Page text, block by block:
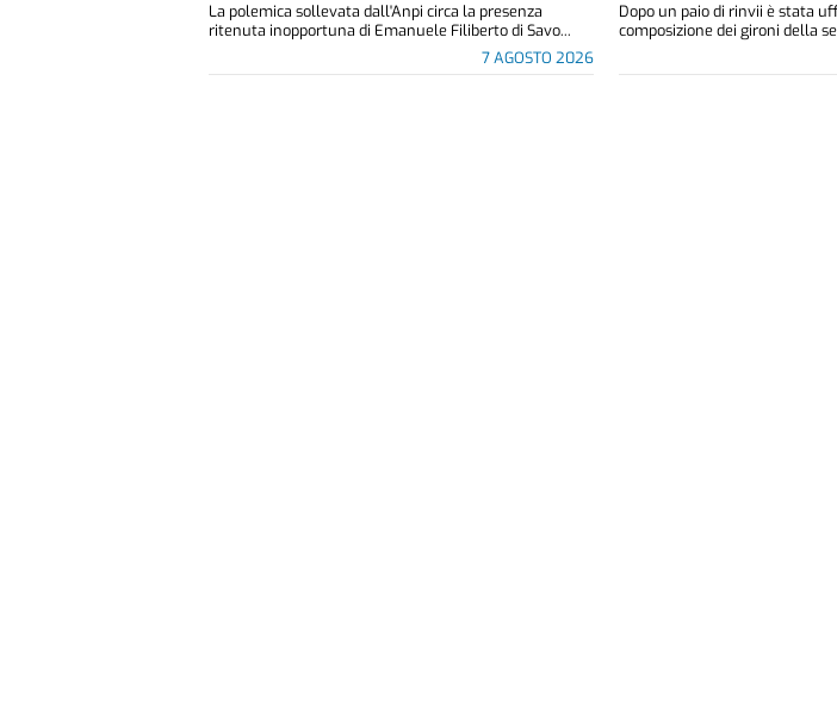
7 AGOSTO 2026
La polemica sollevata dall'Anpi circa la presenza
ritenuta inopportuna di Emanuele Filiberto di Savo...
Dopo un paio di rinvii è stata
composizione dei gironi della